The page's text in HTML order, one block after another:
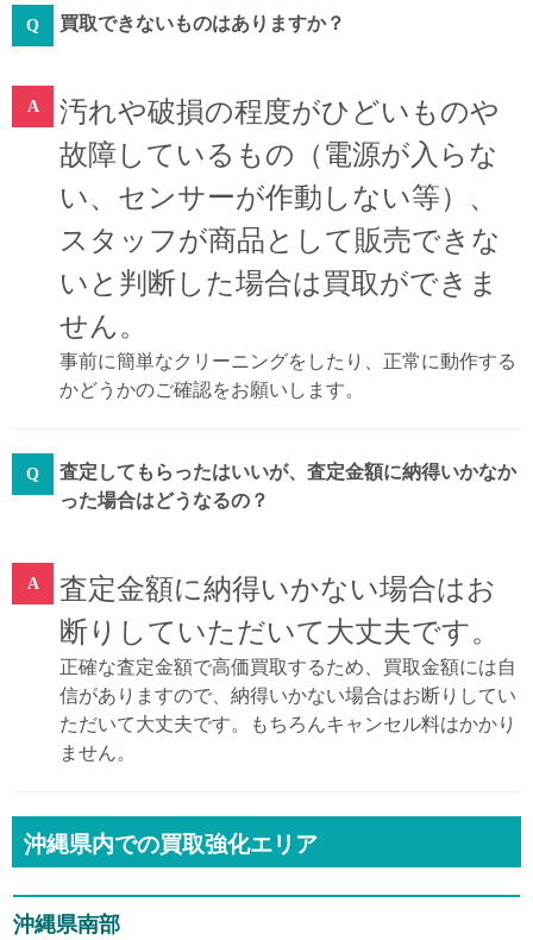
買取できないものはありますか？
汚れや破損の程度がひどいものや
故障しているもの（電源が入らな
い、センサーが作動しない等）、
スタッフが商品として販売できな
いと判断した場合は買取ができま
せん。
事前に簡単なクリーニングをしたり、正常に動作する
かどうかのご確認をお願いします。
査定してもらったはいいが、査定金額に納得いかなか
った場合はどうなるの？
査定金額に納得いかない場合はお
断りしていただいて大丈夫です。
正確な査定金額で高価買取するため、買取金額には自
信がありますので、納得いかない場合はお断りしてい
ただいて大丈夫です。もちろんキャンセル料はかかり
ません。
沖縄県内での買取強化エリア
沖縄県南部